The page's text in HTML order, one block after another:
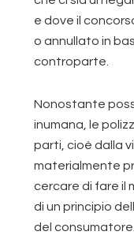
e dove il
o annullato in
controparte.
Nonostante
inumana, le
parti, cioè dalla
materialmente
cercare di fare il
di un principio
del consumatore.